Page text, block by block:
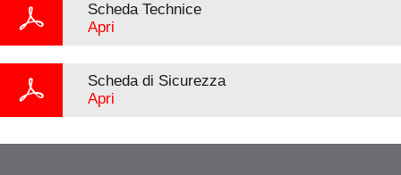
Scheda Technice
Apri
Scheda di Sicurezza
Apri